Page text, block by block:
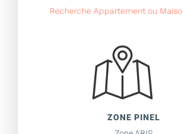
Recherche Appartement ou
ZONE PINEL